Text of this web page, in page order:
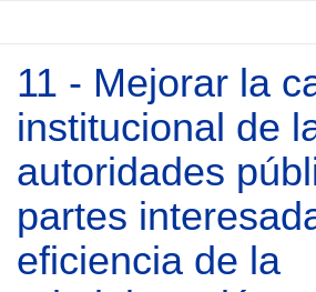
Inicio
Apresentação
Convocatórias
Projetos Aprovados
11 - Mejorar la
institucional de
autoridades
partes
eficiencia de la